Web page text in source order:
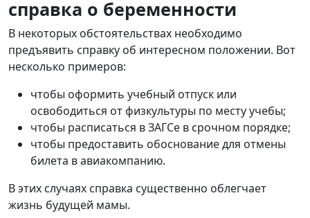
справка о беременности
В некоторых обстоятельствах необходимо
предъявить справку об интересном положении. Вот
несколько примеров:
чтобы оформить учебный отпуск или
освободиться от физкультуры по месту учебы;
чтобы расписаться в ЗАГСе в срочном порядке;
чтобы предоставить обоснование для отмены
билета в авиакомпанию.
В этих случаях справка существенно облегчает
жизнь будущей мамы.